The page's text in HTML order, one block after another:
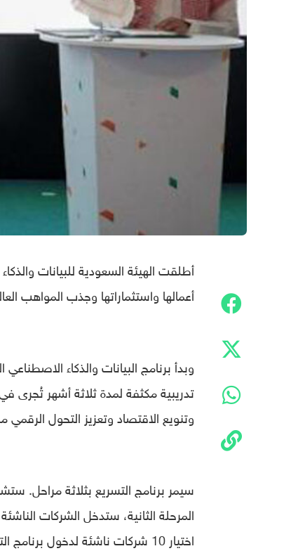
أطلقت الهيئة السعودية للبيانات
أعمالها واستثماراتها وجذب المواهب
وبدأ برنامج البيانات والذكاء
تدريبية مكثفة لمدة ثلاثة أشهر تُجرى
وتنويع الاقتصاد وتعزيز التحول الرقمي
سيمر برنامج التسريع بثلاثة مراحل.
المرحلة الثانية، ستدخل الشركات
اختيار 10 شركات ناشئة لدخول برنامج التسريع.